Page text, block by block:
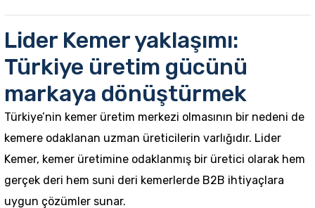
Lider Kemer yaklaşımı:
Türkiye üretim gücünü
markaya dönüştürmek
Türkiye’nin kemer üretim merkezi olmasının bir nedeni de
kemere odaklanan uzman üreticilerin varlığıdır. Lider
Kemer, kemer üretimine odaklanmış bir üretici olarak hem
gerçek deri hem suni deri kemerlerde B2B ihtiyaçlara
uygun çözümler sunar.